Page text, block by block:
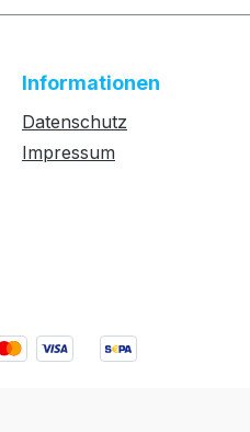
Informationen
Datenschutz
Impressum